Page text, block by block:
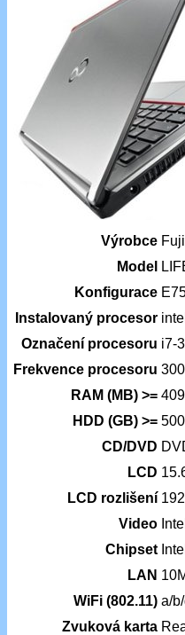
Výrobce
Model
Konfigurace
Instalovaný procesor
Označení procesoru i7-
Frekvence procesoru
RAM (MB) >=
HDD (GB) >= 500
CD/DVD
LCD
LCD rozlišení
Video
Chipset
LAN
WiFi (802.11) a/
Zvuková karta